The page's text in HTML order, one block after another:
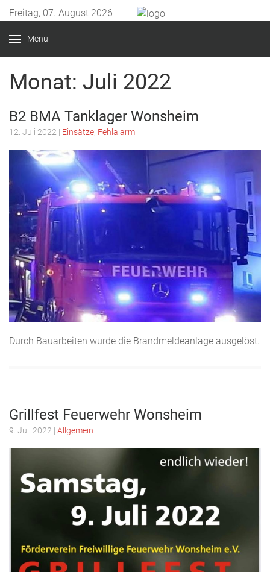
Freitag, 07. August 2026
Menu
Monat: Juli 2022
B2 BMA Tanklager Wonsheim
12. Juli 2022 | Einsätze Fehlalarm
Durch Bauarbeiten wurde die Brandmeldeanlage ausgelöst.
Grillfest Feuerwehr Wonsheim
9. Juli 2022 | Allgemein